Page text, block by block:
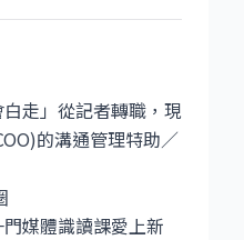
走」從記者轉職，現
的溝通管理特助／
媒體識讀課愛上新